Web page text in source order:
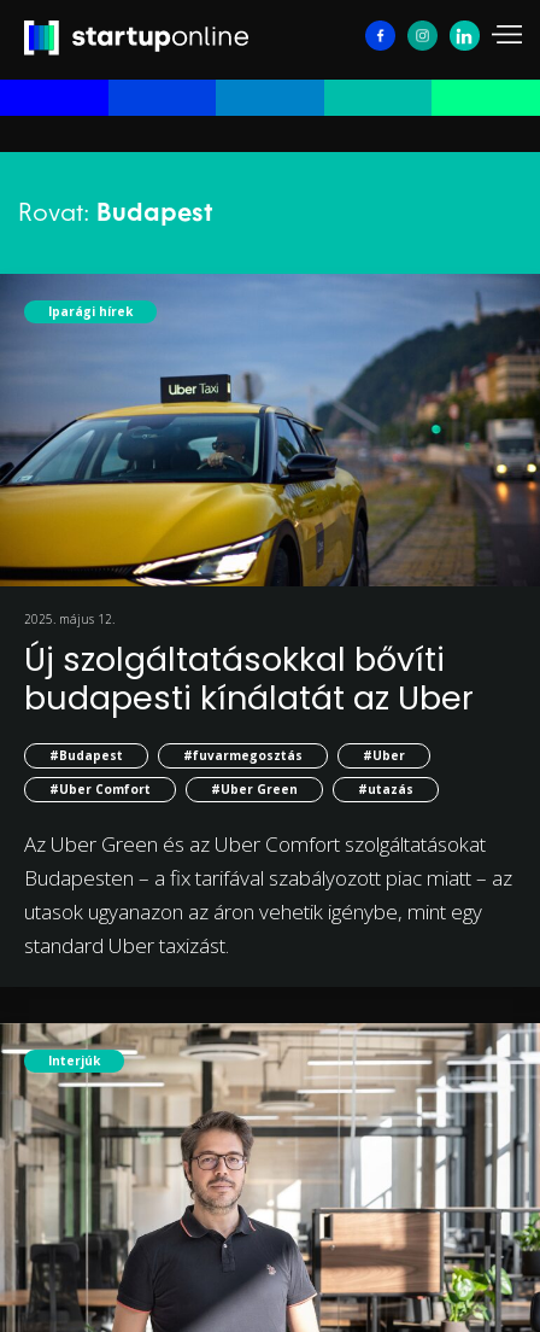
Rovat: Budapest
Iparági hírek
2025. május 12.
Új szolgáltatásokkal bővíti
budapesti kínálatát az Uber
#Budapest #fuvarmegosztás
#Uber
#Uber Comfort
#Uber Green #utazás
Az Uber Green és az Uber Comfort szolgáltatásokat
Budapesten – a fix tarifával szabályozott piac miatt – az
utasok ugyanazon az áron vehetik igénybe, mint egy
standard Uber taxizást.
Interjúk